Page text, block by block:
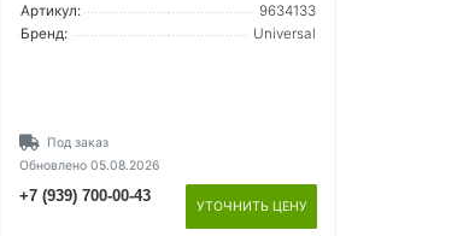
Артикул:
9634133
Бренд:
Universal
Под заказ
Обновлено 05.08.2026
+7 (939) 700-00-43
УТОЧНИТЬ ЦЕНУ